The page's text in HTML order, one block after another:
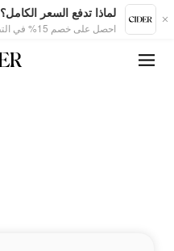
لماذا تدفع السعر الكامل؟
احصل على خصم 15% في التطبيق